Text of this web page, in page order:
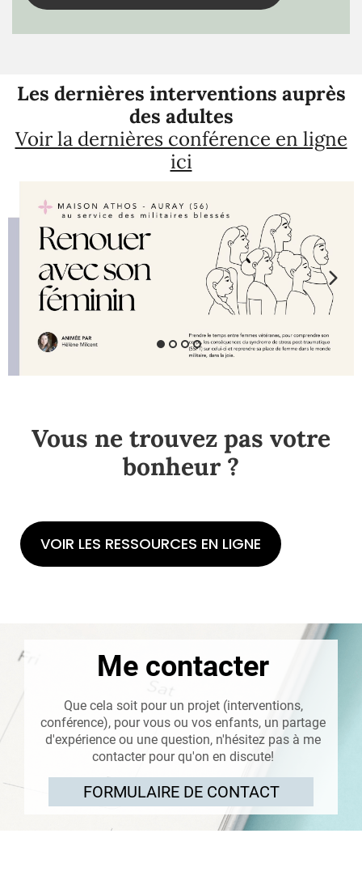
Les dernières interventions auprès
des adultes
Voir la dernières conférence en ligne
ici
Vous ne trouvez pas votre
bonheur ?
VOIR LES RESSOURCES EN LIGNE
Me contacter
Que cela soit pour un projet (interventions,
conférence), pour vous ou vos enfants, un partage
d'expérience ou une question, n'hésitez pas à me
contacter pour qu'on en discute!
FORMULAIRE DE CONTACT